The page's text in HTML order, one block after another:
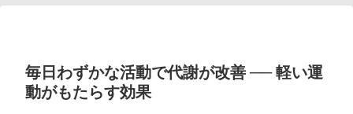
毎日わずかな活動で代謝が改善 ── 軽い運
動がもたらす効果